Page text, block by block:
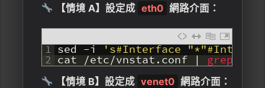
【情境 A】設定成 eth0 網路介面：
1
2
sed -i 's#Interface
cat /etc/vnstat.conf | grep
【情境 B】設定成 venet0 網路介面：